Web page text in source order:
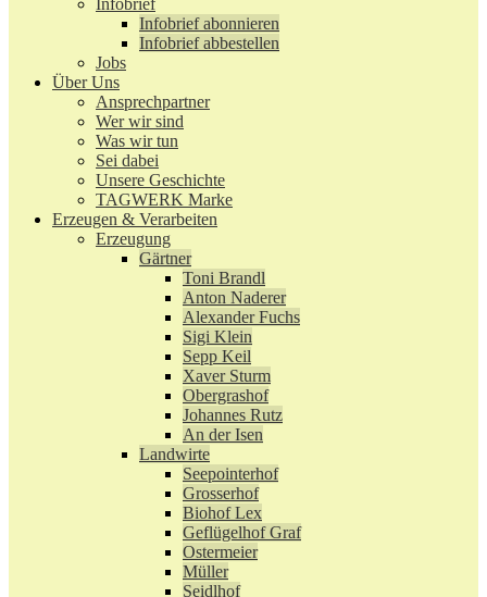
Infobrief
Infobrief abonnieren
Infobrief abbestellen
Jobs
Über Uns
Ansprechpartner
Wer wir sind
Was wir tun
Sei dabei
Unsere Geschichte
TAGWERK Marke
Erzeugen & Verarbeiten
Erzeugung
Gärtner
Toni Brandl
Anton Naderer
Alexander Fuchs
Sigi Klein
Sepp Keil
Xaver Sturm
Obergrashof
Johannes Rutz
An der Isen
Landwirte
Seepointerhof
Grosserhof
Biohof Lex
Geflügelhof Graf
Ostermeier
Müller
Seidlhof